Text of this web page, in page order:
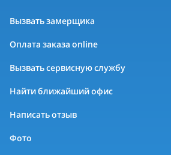
Вызвать замерщика
Оплата заказа online
Вызвать сервисную службу
Найти ближайший офис
Написать отзыв
Фото